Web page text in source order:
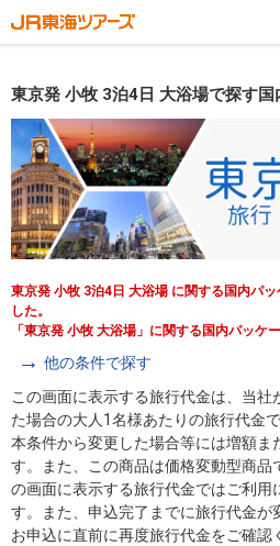
東京発 小牧 3泊4日 大浴場で探す
東京発 小牧 3泊4日 大浴場 に関する国内パ
した。
「東京発 小牧 大浴場」に関する国内パッケ
他の条件で探す
この画面に表示する旅行代金は、当社
た場合の大人1名様あたりの旅行代金
本条件から変更した場合等には増額ま
す。また、この商品は価格変動型商品
の画面に表示する旅行代金ではご利用
す。また、申込完了までに旅行代金が
お申込に直前に再度旅行代金をご確認